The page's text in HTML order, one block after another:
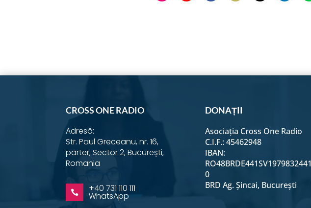
CROSS ONE RADIO
Adresă:
Str. Paul Greceanu, nr. 16,
parter, Sector 2, București,
Romania
 +40 731 110 111
WhatsApp
DONAȚII
Asociația Cross One Radio
C.I.F.: 45462948
IBAN:
RO48BRDE441SV1979832441
0
BRD Ag. Șincai, București